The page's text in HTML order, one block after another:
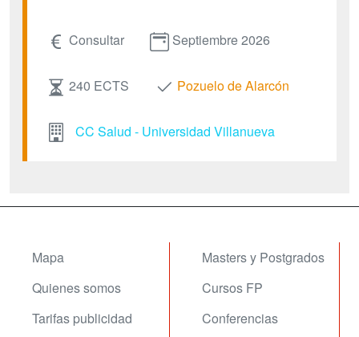
Consultar Septiembre 2026
240 ECTS Pozuelo de Alarcón
CC Salud - Universidad Villanueva
Mapa
Quienes somos
Tarifas publicidad
Masters y Postgrados
Cursos FP
Conferencias